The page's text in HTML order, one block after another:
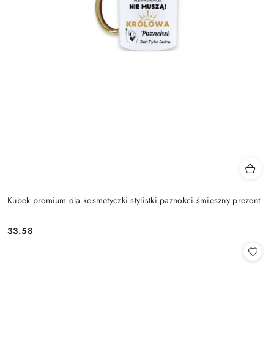
Kubek premium dla kosmetyczki stylistki paznokci śmieszny prezent
Cena:
33.58